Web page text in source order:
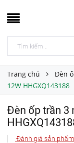
Trang chủ Đèn
12W HHGXQ143188
Đèn ốp trần 3
Đánh giá sản